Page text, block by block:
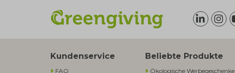
Kundenservice
FAQ
Beliebte Produkte
Ökologische Werbegeschenke​